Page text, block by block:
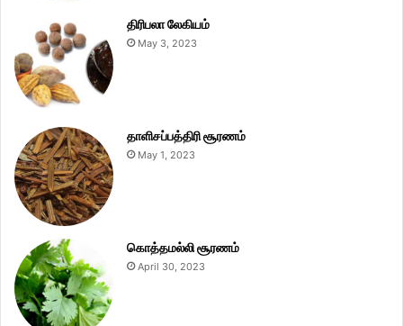
திரிபலா லேகியம்
May 3, 2023
தாளிசப்பத்திரி சூரணம்
May 1, 2023
கொத்தமல்லி சூரணம்
April 30, 2023